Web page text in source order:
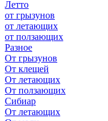
Летто
от грызунов
от летающих
от ползающих
Разное
От грызунов
От клещей
От летающих
От ползающих
Сибиар
От летающих